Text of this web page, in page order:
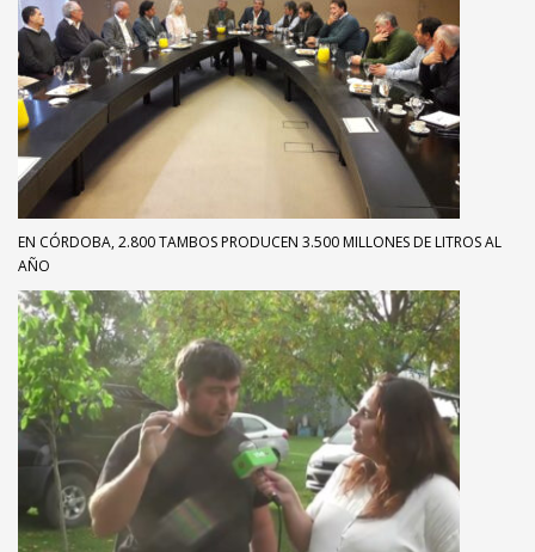
EN CÓRDOBA, 2.800 TAMBOS PRODUCEN 3.500 MILLONES DE LITROS AL
AÑO